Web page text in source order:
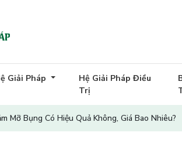
Giải Pháp
Hệ Giải Pháp Điều
Trị
Mỡ Bụng Có Hiệu Quả Không, Giá Bao Nhiêu?